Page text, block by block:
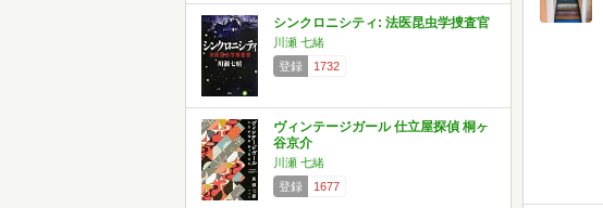
シンクロニシティ: 法医昆虫学捜査官
川瀬 七緒
登録
1732
ヴィンテージガール 仕立屋探偵 桐ヶ
谷京介
川瀬 七緒
登録
1677